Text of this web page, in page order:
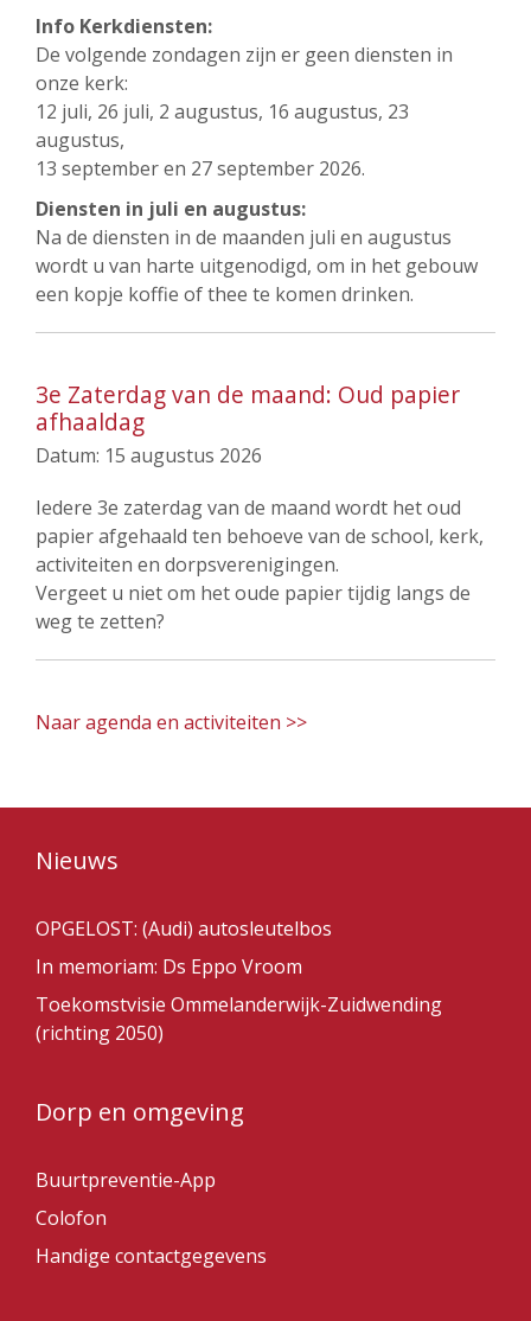
Info Kerkdiensten:
De volgende zondagen zijn er geen diensten in
onze kerk:
12 juli, 26 juli, 2 augustus, 16 augustus, 23
augustus,
13 september en 27 september 2026.
Diensten in juli en augustus:
Na de diensten in de maanden juli en augustus
wordt u van harte uitgenodigd, om in het gebouw
een kopje koffie of thee te komen drinken.
3e Zaterdag van de maand: Oud papier
afhaaldag
Datum: 15 augustus 2026
Iedere 3e zaterdag van de maand wordt het oud
papier afgehaald ten behoeve van de school, kerk,
activiteiten en dorpsverenigingen.
Vergeet u niet om het oude papier tijdig langs de
weg te zetten?
Naar agenda en activiteiten >>
Nieuws
OPGELOST: (Audi) autosleutelbos
In memoriam: Ds Eppo Vroom
Toekomstvisie Ommelanderwijk-Zuidwending
(richting 2050)
Dorp en omgeving
Buurtpreventie-App
Colofon
Handige contactgegevens